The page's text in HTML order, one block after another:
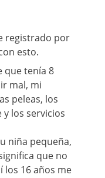
registrado por
esto.
que tenía 8
mal, mi
peleas, los
los servicios
niña pequeña,
que no
los 16 años me